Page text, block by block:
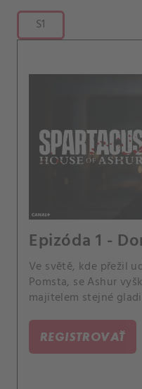
S1
Epizóda 1 -
Ve světě, kde přežil
Pomsta, se Ashur
majitelem stejné
Ashur rozpoutává
elitu.
REGISTROVAŤ